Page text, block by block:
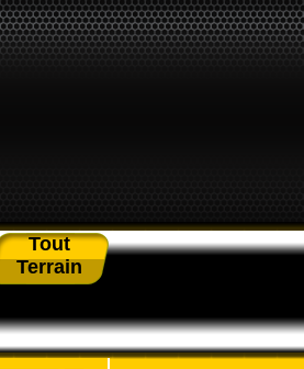
Tout
Terrain